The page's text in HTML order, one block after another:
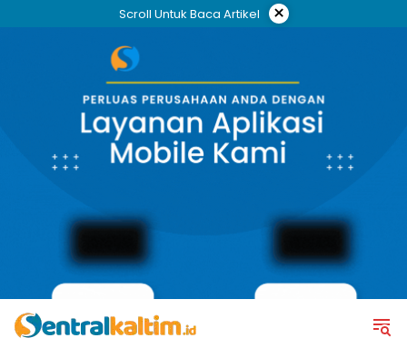
Scroll Untuk Baca Artikel ×